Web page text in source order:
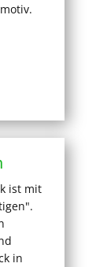
ist mit
in